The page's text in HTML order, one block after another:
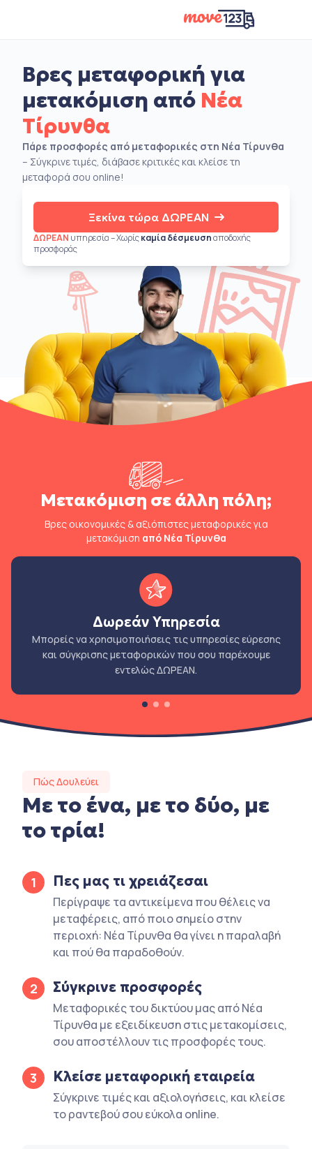
Βρες μεταφορική για
μετακόμιση από Νέα
Τίρυνθα
Πάρε προσφορές από μεταφορικές στη Νέα Τίρυνθα
– Σύγκρινε τιμές, διάβασε κριτικές και κλείσε τη
μεταφορά σου online!
Ξεκίνα τώρα ΔΩΡΕΑΝ
ΔΩΡΕΑΝ υπηρεσία – Χωρίςκαμία δέσμευσηαποδοχής
προσφοράς
Μετακόμιση σε άλλη πόλη;
Βρες οικονομικές & αξιόπιστες μεταφορικές για
μετακόμιση από Νέα Τίρυνθα
Δωρεάν Υπηρεσία
Μπορείς να χρησιμοποιήσεις τις υπηρεσίες εύρεσης
και σύγκρισης μεταφορικών που σου παρέχουμε
εντελώς ΔΩΡΕΑΝ.
Πώς Δουλεύει
Με το ένα, με το δύο, με
το τρία!
1 Πες μας τι χρειάζεσαι
Περίγραψε τα αντικείμενα που θέλεις να
μεταφέρεις, από ποιο σημείο στην
περιοχή: Νέα Τίρυνθα θα γίνει η παραλαβή
και πού θα παραδοθούν.
2 Σύγκρινε προσφορές
Μεταφορικές του δικτύου μας από Νέα
Τίρυνθα με εξειδίκευση στις μετακομίσεις,
σου αποστέλλουν τις προσφορές τους.
3 Κλείσε μεταφορική εταιρεία
Σύγκρινε τιμές και αξιολογήσεις, και κλείσε
το ραντεβού σου εύκολα online.